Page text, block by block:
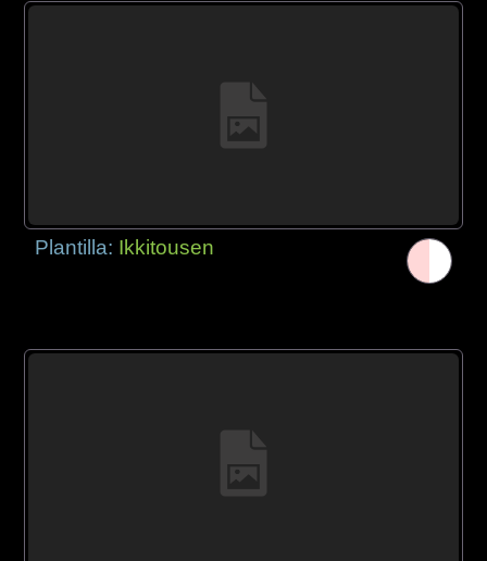
Plantilla: Ikkitousen